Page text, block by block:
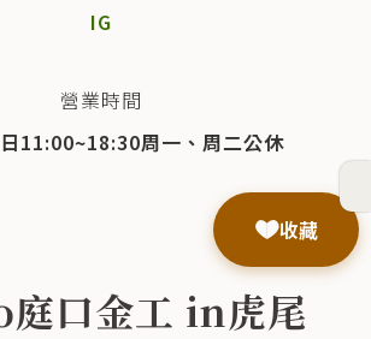
IG
營業時間
11:00~18:30周一、周二公休
口金工 in虎尾
收藏